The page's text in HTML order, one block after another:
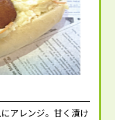
アレンジ。甘く漬け